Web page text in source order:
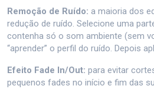
Remoção de Ruído: a maioria dos
redução de ruído. Selecione uma
contenha só o som ambiente (sem
“aprender” o perfil do ruído. Depois
Efeito Fade In/Out: para evitar
pequenos fades no início e fim das